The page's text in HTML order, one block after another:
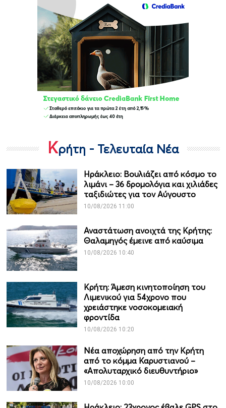
Κρήτη - Τελευταία Νέα
Ηράκλειο: Βουλιάζει από κόσμο το
λιμάνι – 36 δρομολόγια και χιλιάδες
ταξιδιώτες για τον Αύγουστο
10/08/2026 11:00
Αναστάτωση ανοιχτά της Κρήτης:
Θαλαμηγός έμεινε από καύσιμα
10/08/2026 10:40
Κρήτη: Άμεση κινητοποίηση του
Λιμενικού για 54χρονο που
χρειάστηκε νοσοκομειακή
φροντίδα
10/08/2026 10:20
Νέα αποχώρηση από την Κρήτη
από το κόμμα Καρυστιανού –
«Απολυταρχικό διευθυντήριο»
10/08/2026 10:00